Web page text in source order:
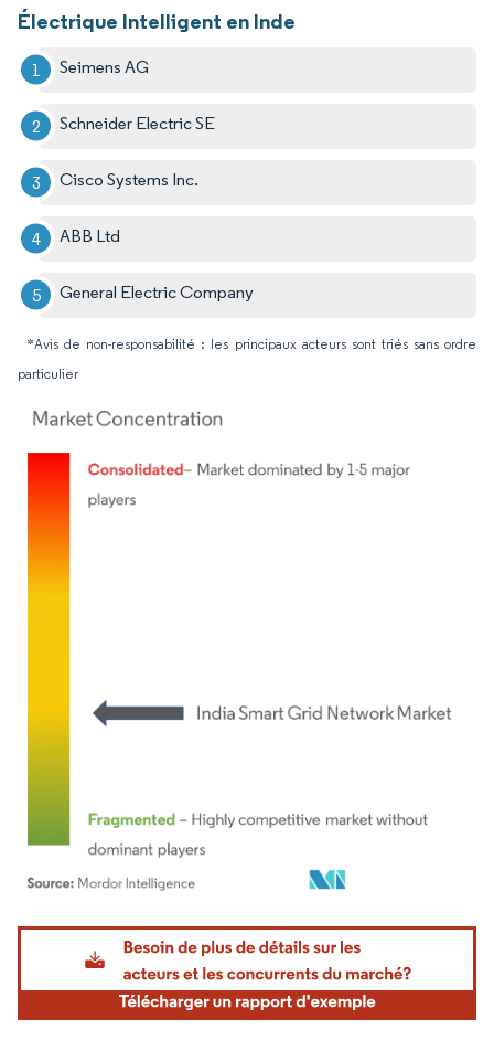
Électrique Intelligent en Inde
Seimens AG
Schneider Electric SE
Cisco Systems Inc.
ABB Ltd
General Electric Company
*Avis de non-responsabilité : les principaux acteurs sont triés sans ordre
particulier
Image © Mordor Intelligence. La réutilisation nécessite une attribution sous CC BY